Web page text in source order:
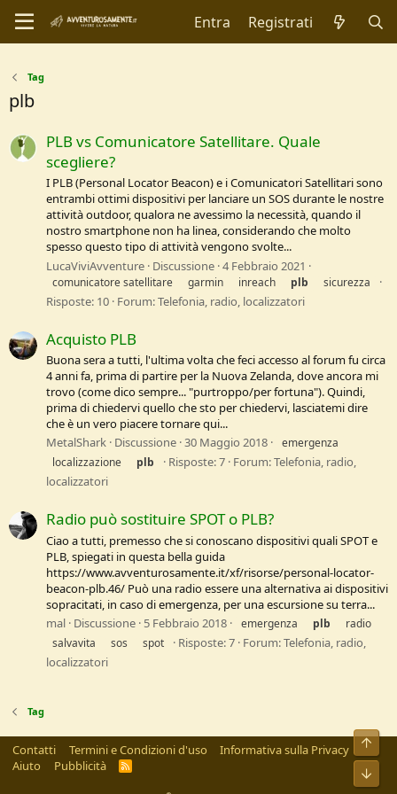
Entra Registrati
Tag
plb
PLB vs Comunicatore Satellitare. Quale
scegliere?
I PLB (Personal Locator Beacon) e i Comunicatori Satellitari sono
entrambi ottimi dispositivi per lanciare un SOS durante le nostre
attività outdoor, qualora ne avessimo la necessità, quando il
nostro smartphone non ha linea, considerando che molto
spesso questo tipo di attività vengono svolte...
LucaViviAvventure Discussione 4 Febbraio 2021
comunicatore satellitare garmin inreach plb sicurezza
Risposte: 10 Forum:Telefonia, radio, localizzatori
Acquisto PLB
Buona sera a tutti, l'ultima volta che feci accesso al forum fu circa
4 anni fa, prima di partire per la Nuova Zelanda, dove ancora mi
trovo (come dico sempre... "purtroppo/per fortuna"). Quindi,
prima di chiedervi quello che sto per chiedervi, lasciatemi dire
che è un vero piacere tornare qui...
MetalShark Discussione 30 Maggio 2018
emergenza
localizzazione
plb Risposte: 7 Forum:Telefonia, radio,
localizzatori
Radio può sostituire SPOT o PLB?
Ciao a tutti, premesso che si conoscano dispositivi quali SPOT e
PLB, spiegati in questa bella guida
https://www.avventurosamente.it/xf/risorse/personal-locator-
beacon-plb.46/ Può una radio essere una alternativa ai dispositivi
sopracitati, in caso di emergenza, per una escursione su terra...
mal Discussione 5 Febbraio 2018 emergenza plb
radio
salvavita
sos spot Risposte: 7 Forum:Telefonia, radio,
localizzatori
Tag
Contatti Termini e Condizioni d'uso
Informativa sulla Privacy
Aiuto
Pubblicità
R
S
Alto